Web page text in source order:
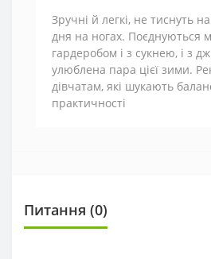
Зручні й легкі, не тиснуть
дня на ногах. Поєднуються
гардеробом і з сукнею, і з
улюблена пара цієї зими.
дівчатам, які шукають
практичності
Питання (0)